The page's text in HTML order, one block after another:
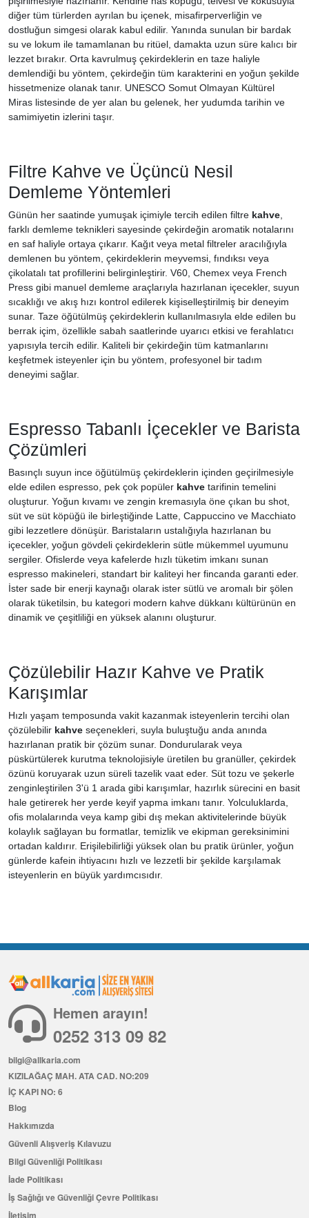
diğer tüm türlerden ayrılan bu içenek, misafirperverliğin ve
dostluğun simgesi olarak kabul edilir. Yanında sunulan bir bardak
su ve lokum ile tamamlanan bu ritüel, damakta uzun süre kalıcı bir
lezzet bırakır. Orta kavrulmuş çekirdeklerin en taze haliyle
demlendiği bu yöntem, çekirdeğin tüm karakterini en yoğun şekilde
hissetmenize olanak tanır. UNESCO Somut Olmayan Kültürel
Miras listesinde de yer alan bu gelenek, her yudumda tarihin ve
samimiyetin izlerini taşır.
Filtre Kahve ve Üçüncü Nesil
Demleme Yöntemleri
Günün her saatinde yumuşak içimiyle tercih edilen filtre kahve
farklı demleme teknikleri sayesinde çekirdeğin aromatik notalarını
en saf haliyle ortaya çıkarır. Kağıt veya metal filtreler aracılığıyla
demlenen bu yöntem, çekirdeklerin meyvemsi, fındıksı veya
çikolatalı tat profillerini belirginleştirir. V60, Chemex veya French
Press gibi manuel demleme araçlarıyla hazırlanan içecekler, suyun
sıcaklığı ve akış hızı kontrol edilerek kişiselleştirilmiş bir deneyim
sunar. Taze öğütülmüş çekirdeklerin kullanılmasıyla elde edilen bu
berrak içim, özellikle sabah saatlerinde uyarıcı etkisi ve ferahlatıcı
yapısıyla tercih edilir. Kaliteli bir çekirdeğin tüm katmanlarını
keşfetmek isteyenler için bu yöntem, profesyonel bir tadım
deneyimi sağlar.
Espresso Tabanlı İçecekler ve Barista
Çözümleri
Basınçlı suyun ince öğütülmüş çekirdeklerin içinden geçirilmesiyle
elde edilen espresso, pek çok popüler kahve tarifinin temelini
oluşturur. Yoğun kıvamı ve zengin kremasıyla öne çıkan bu shot,
süt ve süt köpüğü ile birleştiğinde Latte, Cappuccino ve Macchiato
gibi lezzetlere dönüşür. Baristaların ustalığıyla hazırlanan bu
içecekler, yoğun gövdeli çekirdeklerin sütle mükemmel uyumunu
sergiler. Ofislerde veya kafelerde hızlı tüketim imkanı sunan
espresso makineleri, standart bir kaliteyi her fincanda garanti eder.
İster sade bir enerji kaynağı olarak ister sütlü ve aromalı bir şölen
olarak tüketilsin, bu kategori modern kahve dükkanı kültürünün en
dinamik ve çeşitliliği en yüksek alanını oluşturur.
Çözülebilir Hazır Kahve ve Pratik
Karışımlar
Hızlı yaşam temposunda vakit kazanmak isteyenlerin tercihi olan
çözülebilir kahve seçenekleri, suyla buluştuğu anda anında
hazırlanan pratik bir çözüm sunar. Dondurularak veya
püskürtülerek kurutma teknolojisiyle üretilen bu granüller, çekirdek
özünü koruyarak uzun süreli tazelik vaat eder. Süt tozu ve şekerle
zenginleştirilen 3'ü 1 arada gibi karışımlar, hazırlık sürecini en basit
hale getirerek her yerde keyif yapma imkanı tanır. Yolculuklarda,
ofis molalarında veya kamp gibi dış mekan aktivitelerinde büyük
kolaylık sağlayan bu formatlar, temizlik ve ekipman gereksinimini
ortadan kaldırır. Erişilebilirliği yüksek olan bu pratik ürünler, yoğun
günlerde kafein ihtiyacını hızlı ve lezzetli bir şekilde karşılamak
isteyenlerin en büyük yardımcısıdır.
Hemen arayın!
0252 313 09 82
bilgi@allkaria.com
KIZILAĞAÇ MAH. ATA CAD. NO:209
İÇ KAPI NO: 6
Blog
Hakkımızda
Güvenli Alışveriş Kılavuzu
Bilgi Güvenliği Politikası
İade Politikası
İş Sağlığı ve Güvenliği Çevre Politikası
İletişim